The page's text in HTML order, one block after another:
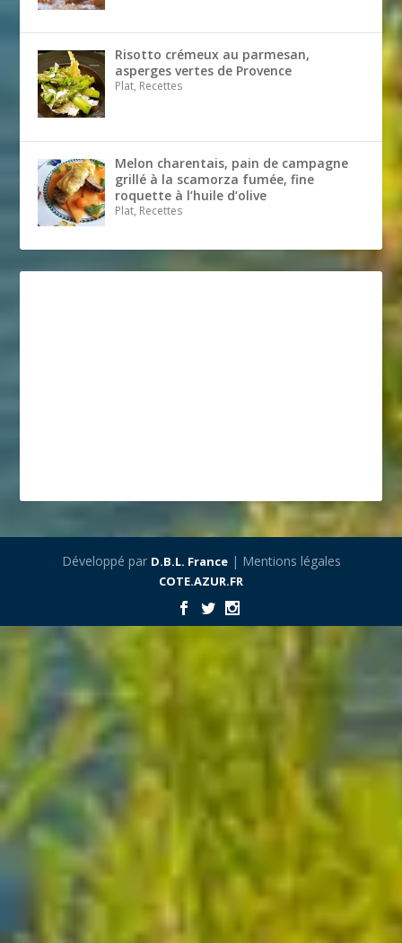
Risotto crémeux au parmesan,
asperges vertes de Provence
Plat, Recettes
Melon charentais, pain de campagne
grillé à la scamorza fumée, fine
roquette à l’huile d’olive
Plat, Recettes
Développé par D.B.L. France| Mentions légales
COTE.AZUR.FR